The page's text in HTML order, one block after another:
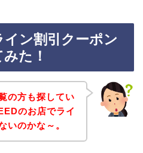
ン割引クーポン
た！
の方も探してい
のお店でライ
いのかな～。